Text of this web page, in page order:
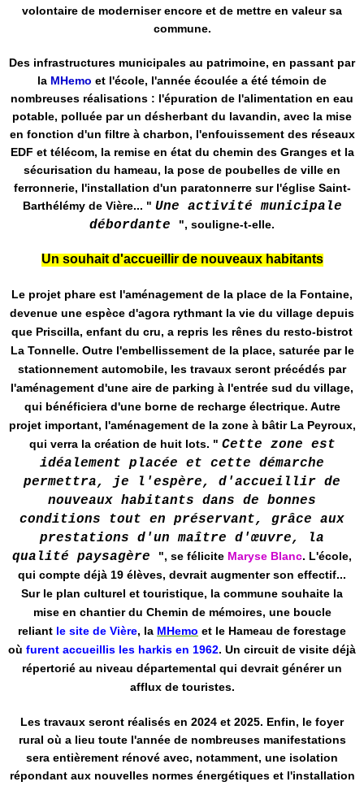
volontaire de moderniser encore et de mettre en valeur sa
commune.
Des infrastructures municipales au patrimoine, en passant par
la MHemo et l'école, l'année écoulée a été témoin de
nombreuses réalisations : l'épuration de l'alimentation en eau
potable, polluée par un désherbant du lavandin, avec la mise
en fonction d'un filtre à charbon, l'enfouissement des réseaux
EDF et télécom, la remise en état du chemin des Granges et la
sécurisation du hameau, la pose de poubelles de ville en
ferronnerie, l'installation d'un paratonnerre sur l'église Saint-
Barthélémy de Vière... " Une activité municipale
débordante
", souligne-t-elle.
Un souhait d'accueillir de nouveaux habitants
Le projet phare est l'aménagement de la place de la Fontaine,
devenue une espèce d'agora rythmant la vie du village depuis
que Priscilla, enfant du cru, a repris les rênes du resto-bistrot
La Tonnelle. Outre l'embellissement de la place, saturée par le
stationnement automobile, les travaux seront précédés par
l'aménagement d'une aire de parking à l'entrée sud du village,
qui bénéficiera d'une borne de recharge électrique. Autre
projet important, l'aménagement de la zone à bâtir La Peyroux,
qui verra la création de huit lots. " Cette zone est
idéalement placée et cette démarche
permettra, je l'espère, d'accueillir de
nouveaux habitants dans de bonnes
conditions tout en préservant, grâce aux
prestations d'un maître d'œuvre, la
qualité paysagère
", se félicite Maryse Blanc. L'école,
qui compte déjà 19 élèves, devrait augmenter son effectif...
Sur le plan culturel et touristique, la commune souhaite la
mise en chantier du Chemin de mémoires, une boucle
reliant le site de Vière, la MHemo et le Hameau de forestage
où furent accueillis les harkis en 1962. Un circuit de visite déjà
répertorié au niveau départemental qui devrait générer un
afflux de touristes.
Les travaux seront réalisés en 2024 et 2025. Enfin, le foyer
rural où a lieu toute l'année de nombreuses manifestations
sera entièrement rénové avec, notamment, une isolation
répondant aux nouvelles normes énergétiques et l'installation